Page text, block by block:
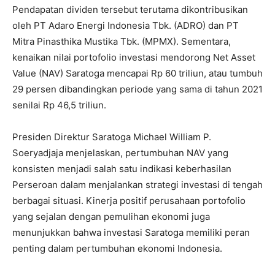
Pendapatan dividen tersebut terutama dikontribusikan
oleh PT Adaro Energi Indonesia Tbk. (ADRO) dan PT
Mitra Pinasthika Mustika Tbk. (MPMX). Sementara,
kenaikan nilai portofolio investasi mendorong Net Asset
Value (NAV) Saratoga mencapai Rp 60 triliun, atau tumbuh
29 persen dibandingkan periode yang sama di tahun 2021
senilai Rp 46,5 triliun.
Presiden Direktur Saratoga Michael William P.
Soeryadjaja menjelaskan, pertumbuhan NAV yang
konsisten menjadi salah satu indikasi keberhasilan
Perseroan dalam menjalankan strategi investasi di tengah
berbagai situasi. Kinerja positif perusahaan portofolio
yang sejalan dengan pemulihan ekonomi juga
menunjukkan bahwa investasi Saratoga memiliki peran
penting dalam pertumbuhan ekonomi Indonesia.